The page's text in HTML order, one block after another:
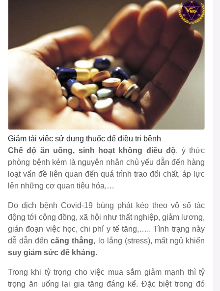
Giảm tải việc sử dụng thuốc để điều trị bệnh
Chế độ ăn uống, sinh hoạt không điều độ, ý thức
phòng bệnh kém là nguyên nhân chủ yếu dẫn đến hàng
loạt vấn đề liên quan đến quá trình trao đổi chất, áp lực
lên những cơ quan tiêu hóa,…
Do dịch bệnh Covid-19 bùng phát kéo theo vô số tác
động tới cộng đồng, xã hội như thất nghiệp, giảm lương,
gián đoạn việc học, chi phí y tế tăng,….. Tình trạng này
dễ dẫn đếncăng thẳng, lo lắng (stress), mất ngủ khiến
suy giảm sức đề kháng.
Trong khi tỷ trọng cho việc mua sắm giảm mạnh thì tỷ
trọng ăn uống lại gia tăng đáng kể. Đặc biệt trong đó